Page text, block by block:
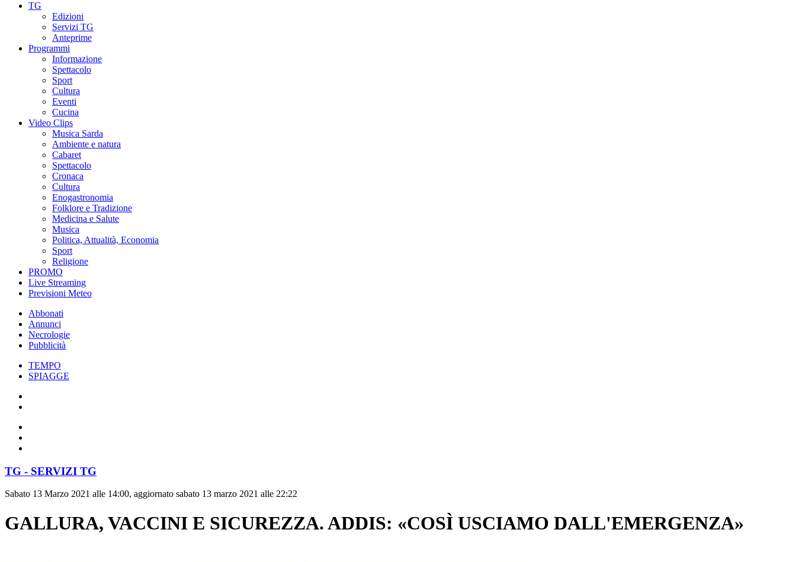
TG
Edizioni
Servizi TG
Anteprime
Programmi
Informazione
Spettacolo
Sport
Cultura
Eventi
Cucina
Video Clips
Musica Sarda
Ambiente e natura
Cabaret
Spettacolo
Cronaca
Cultura
Enogastronomia
Folklore e Tradizione
Medicina e Salute
Musica
Politica, Attualità, Economia
Sport
Religione
PROMO
Live Streaming
Previsioni Meteo
Abbonati
Annunci
Necrologie
Pubblicità
TEMPO
SPIAGGE
TG - SERVIZI TG
Sabato 13 Marzo 2021 alle 14:00, aggiornato sabato 13 marzo 2021 alle 22:22
GALLURA, VACCINI E SICUREZZA. ADDIS: «COSÌ USCIAMO DALL'EMERGENZA»